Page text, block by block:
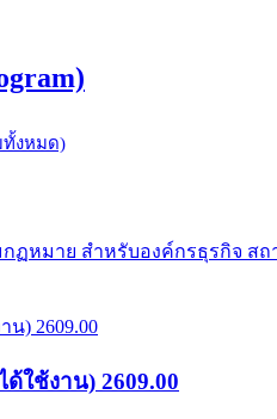
ทั้งหมด)
หมาย สำหรับองค์กรธุรกิจ ส
ใช้งาน) 2609.00